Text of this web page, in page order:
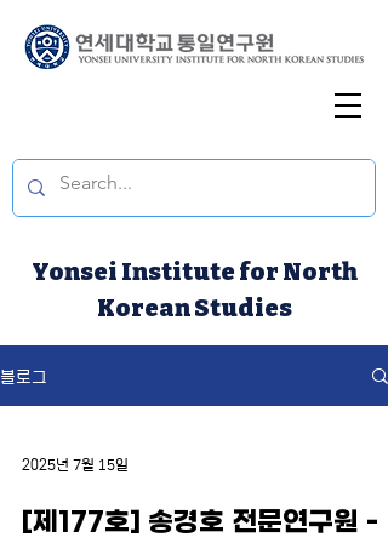
Yonsei Institute for North
Korean Studies
블로그
2025년 7월 15일
[제177호] 송경호 전문연구원 -